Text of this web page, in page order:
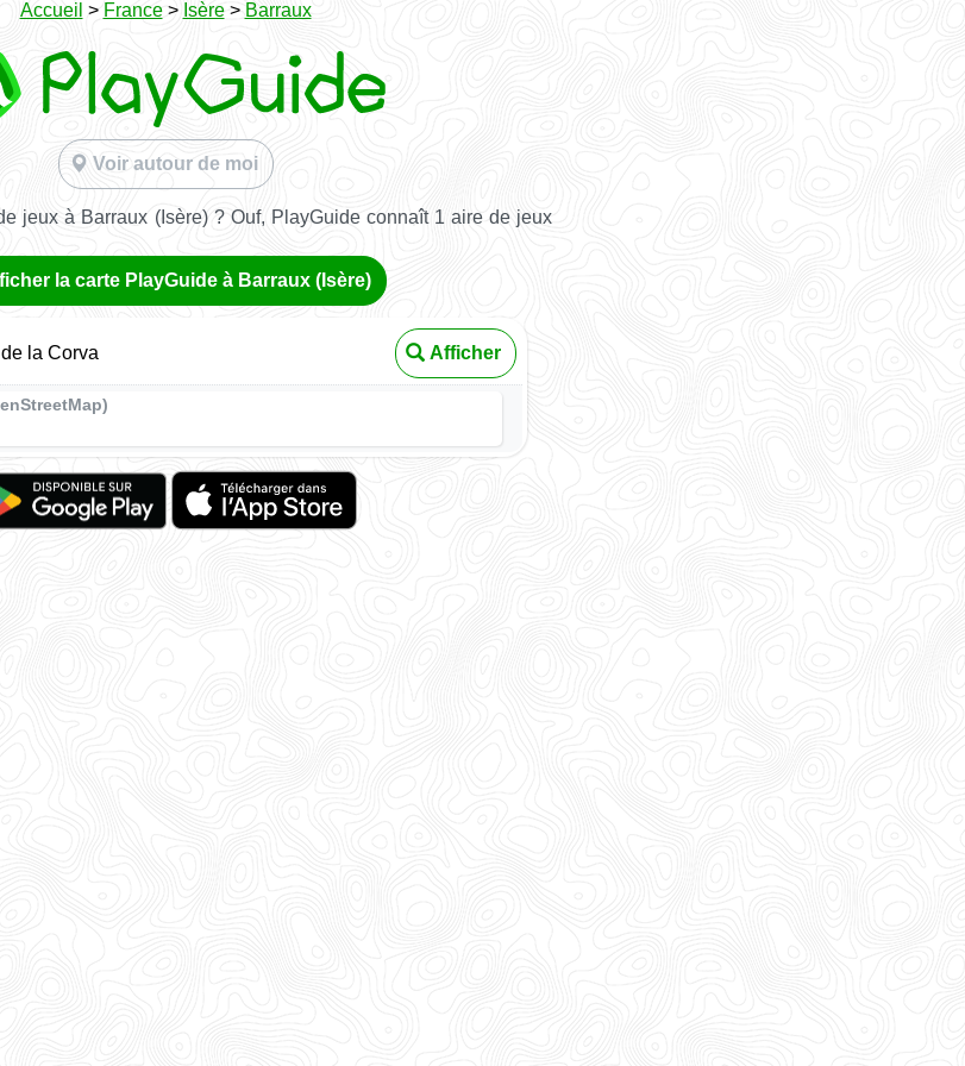
Accueil > France> Isère> Barraux
Voir autour de moi
jeux à Barraux (Isère) ? Ouf, PlayGuide connaît 1 aire de jeux
la carte PlayGuide à Barraux (Isère)
la Corva Afficher